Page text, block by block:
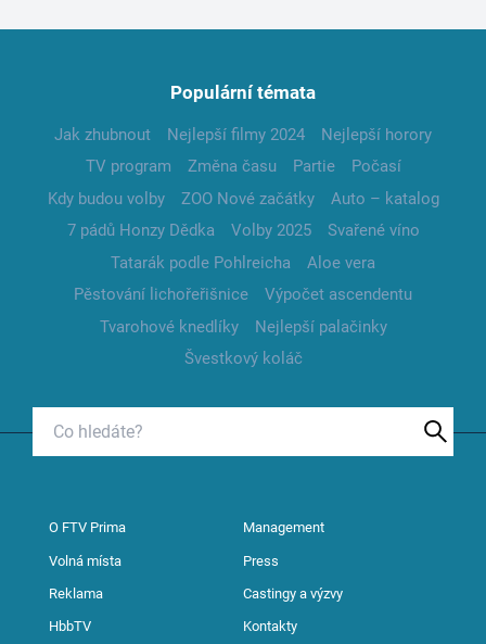
Populární témata
Jak zhubnout Nejlepší filmy 2024
Nejlepší horory
TV program
Změna času Partie
Počasí
Kdy budou volby
ZOO Nové začátky
Auto – katalog
7 pádů Honzy Dědka
Volby 2025
Svařené víno
Tatarák podle Pohlreicha
Aloe vera
Pěstování lichořeřišnice
Výpočet ascendentu
Tvarohové knedlíky
Nejlepší palačinky
Švestkový koláč
O FTV Prima Management
Volná místa Press
Reklama Castingy a výzvy
HbbTV Kontakty